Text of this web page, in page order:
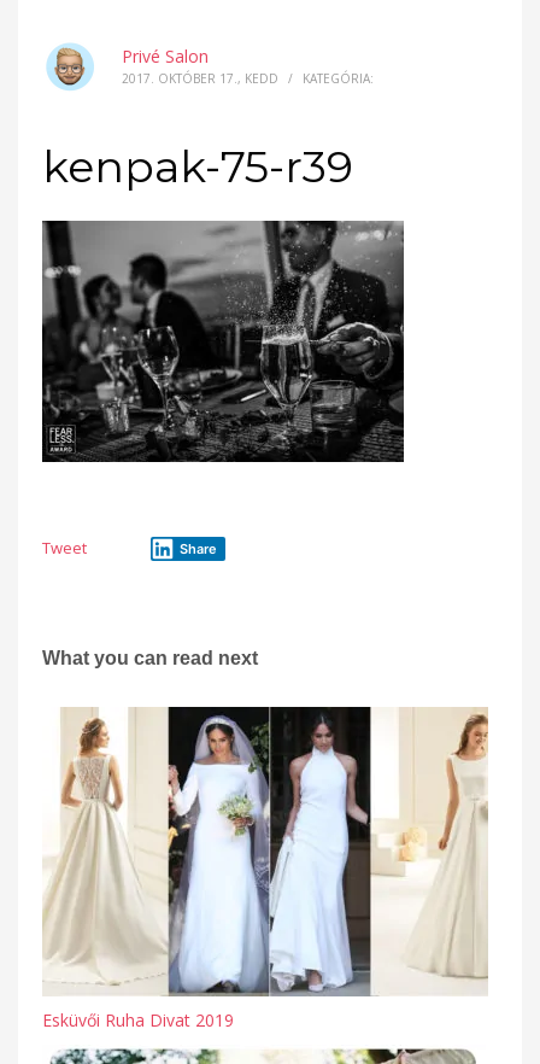
Privé Salon
2017. OKTÓBER 17., KEDD / KATEGÓRIA:
kenpak-75-r39
Tweet Share
What you can read next
Esküvői Ruha Divat 2019